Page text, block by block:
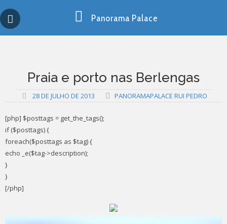
to
content
Panorama Palace
Praia e porto nas Berlengas
28 DE JULHO DE 2013 PANORAMAPALACE RUI PEDRO
[php] $posttags = get_the_tags();
if ($posttags) {
foreach($posttags as $tag) {
echo _e($tag->description);
}
}
[/php]